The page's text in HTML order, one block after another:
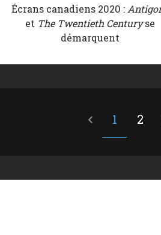
Écrans canadiens 2020 :
et The Twentieth Centuryse
démarquent
1 2